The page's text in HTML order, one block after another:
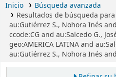
Inicio
Búsqueda avanzada
Resultados de búsqueda
au:Gutiérrez S., Nohora Inés
ccode:CG and au:Salcedo G.,
geo:AMERICA LATINA and
au:Gutiérrez S., Nohora Inés